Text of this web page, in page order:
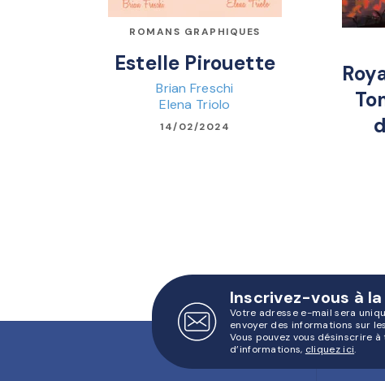
ROMANS GRAPHIQUES
Estelle Pirouette
Brian Freschi
Elena Triolo
14/02/2024
Inscrivez-vous à
Votre adresse e-mail sera
envoyer des informations sur
Vous pouvez vous désinscrire
d’informations, cliquez ici.